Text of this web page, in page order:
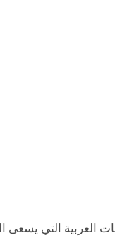
العربية التي يسعى